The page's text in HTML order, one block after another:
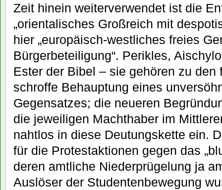
Zeit hinein weiterverwendet ist die
„orientalisches Großreich mit
hier „europäisch-westliches freies
Bürgerbeteiligung“. Perikles,
Ester der Bibel – sie gehören zu
schroffe Behauptung eines
Gegensatzes; die neueren
die jeweiligen Machthaber im
nahtlos in diese Deutungskette ein.
für die Protestaktionen gegen das
deren amtliche Niederprügelung ja
Auslöser der Studentenbewegung